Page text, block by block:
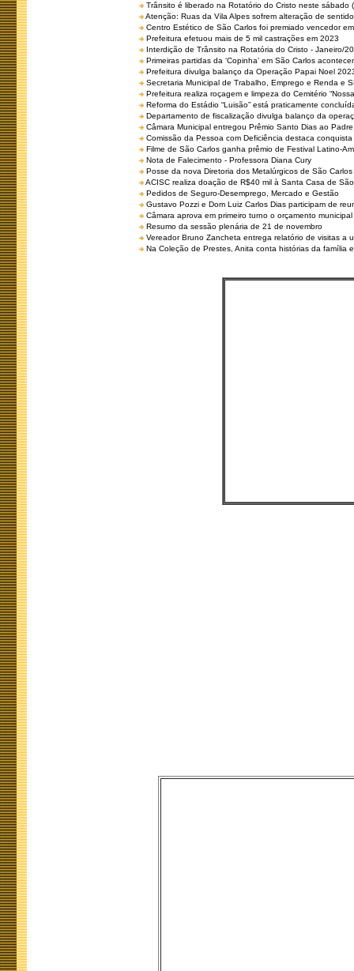
Trânsito é liberado na Rotatório do Cristo neste sábado
Atenção: Ruas da Vila Alpes sofrem alteração de
Centro Estético de São Carlos foi premiado vencedor
Prefeitura efetuou mais de 5 mil castrações em 2023
Interdição de Trânsito na Rotatória do Cristo - Janeiro/
Primeiras partidas da ‘Copinha’ em São Carlos
Prefeitura divulga balanço da Operação Papai Noel
Secretaria Municipal de Trabalho, Emprego e Renda e
Prefeitura realiza roçagem e limpeza do Cemitério
Reforma do Estádio “Luisão” está praticamente
Departamento de fiscalização divulga balanço da
Câmara Municipal entregou Prêmio Santo Dias ao
Comissão da Pessoa com Deficiência destaca
Filme de São Carlos ganha prêmio de Festival Latino-
Nota de Falecimento - Professora Diana Cury
Posse da nova Diretoria dos Metalúrgicos de São
ACISC realiza doação de R$40 mil à Santa Casa de
Pedidos de Seguro-Desemprego, Mercado e Gestão
Gustavo Pozzi e Dom Luiz Carlos Dias participam de
Câmara aprova em primeiro turno o orçamento
Resumo da sessão plenária de 21 de novembro
Vereador Bruno Zancheta entrega relatório de visitas a
Na Coleção de Prestes, Anita conta histórias da família